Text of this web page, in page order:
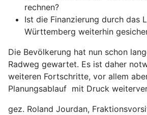
rechnen?
Ist die Finanzierung durch das
Württemberg weiterhin
Die Bevölkerung hat nun schon
Radweg gewartet. Es ist daher
weiteren Fortschritte, vor allem
Planungsablauf mit Druck
gez. Roland Jourdan,